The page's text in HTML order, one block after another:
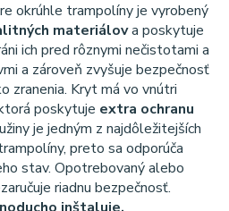
okrúhle trampolíny je vyrobený
materiálova poskytuje
ich pred rôznymi nečistotami a
a zároveň zvyšuje bezpečnosť
zranenia. Kryt má vo vnútri
poskytuje extra ochranu
je jedným z najdôležitejších
preto sa odporúča
stav. Opotrebovaný alebo
riadnu bezpečnosť.